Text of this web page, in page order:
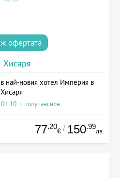
офертата
Хисаря
най-новия хотел Империя в
Хисаря
+ полупансион
77.20
€ / 150.99
лв.